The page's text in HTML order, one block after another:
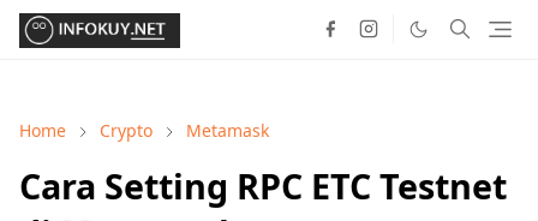
Home Crypto Metamask
Cara Setting RPC ETC Testnet